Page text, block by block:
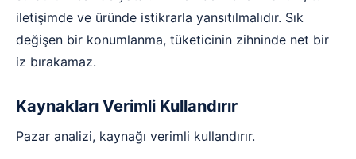
iletişimde ve üründe istikrarla yansıtılmalıdır. Sık
değişen bir konumlanma, tüketicinin zihninde net bir
iz bırakamaz.
Kaynakları Verimli Kullandırır
Pazar analizi, kaynağı verimli kullandırır.